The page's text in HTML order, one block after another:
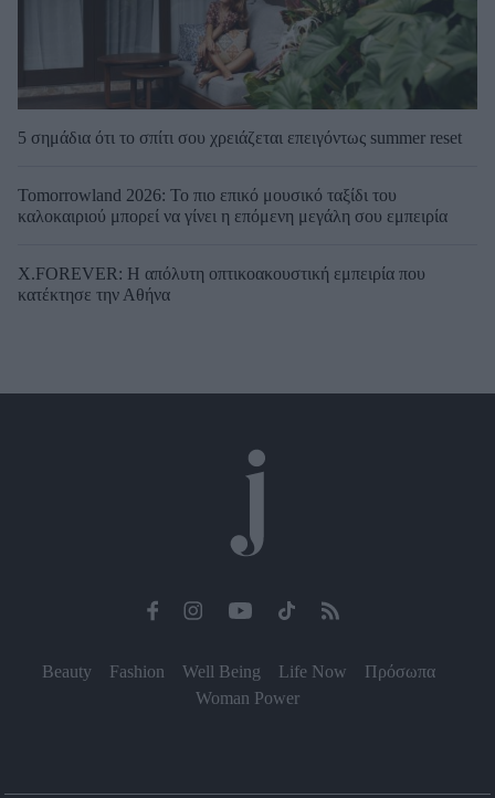
5 σημάδια ότι το σπίτι σου χρειάζεται επειγόντως summer reset
Tomorrowland 2026: Το πιο επικό μουσικό ταξίδι του
καλοκαιριού μπορεί να γίνει η επόμενη μεγάλη σου εμπειρία
X.FOREVER: Η απόλυτη οπτικοακουστική εμπειρία που
κατέκτησε την Αθήνα
Beauty Fashion Well Being Life Now
Πρόσωπα
Woman Power